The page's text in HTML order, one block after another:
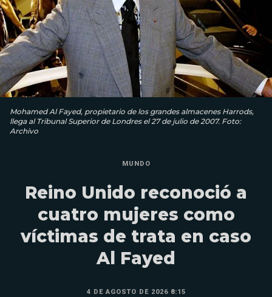
Mohamed Al Fayed, propietario de los grandes almacenes Harrods,
llega al Tribunal Superior de Londres el 27 de julio de 2007. Foto:
Archivo
MUNDO
Reino Unido reconoció a
cuatro mujeres como
víctimas de trata en caso
Al Fayed
4 DE AGOSTO DE 2026 8:15